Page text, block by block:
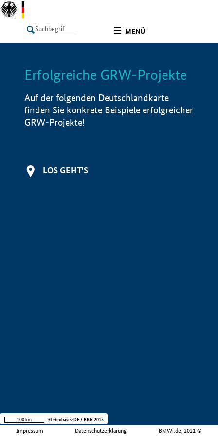
MENÜ
LISTE Info
Erfolgreiche GRW-Projekte
Auf der folgenden Deutschlandkarte
finden Sie konkrete Beispiele erfolgreicher
GRW-Projekte!
LOS GEHT'S
Impressum Datenschutzerklärung BMWi.de, 2021 ©
100 km © Geobasis-DE / BKG 2015